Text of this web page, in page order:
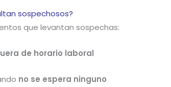
sospechosos?
que levantan sospechas:
de horario laboral
no se espera ninguno